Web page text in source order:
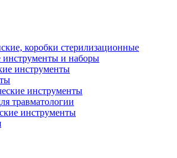
коробки стерилизационные
инструменты и наборы
инструменты
инструменты
травматологии
инструменты